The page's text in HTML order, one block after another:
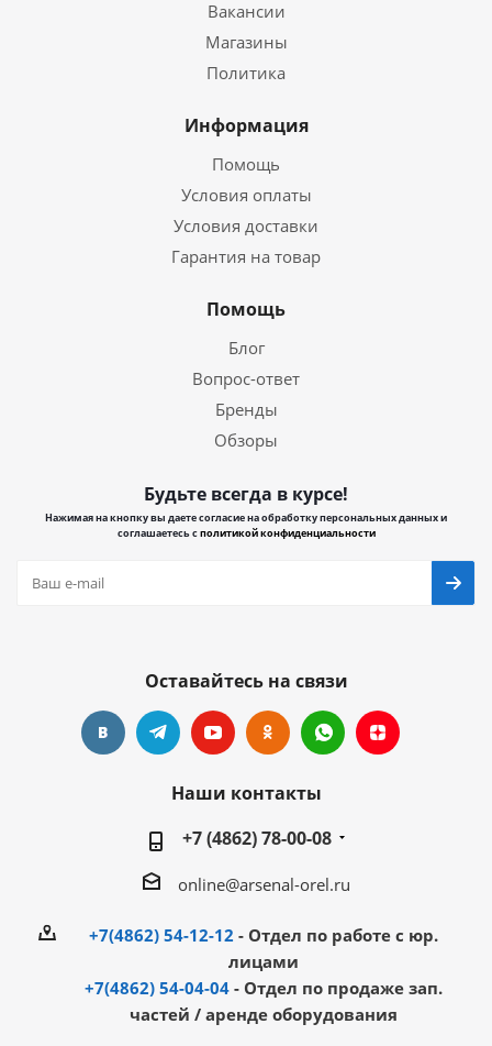
Вакансии
Магазины
Политика
Информация
Помощь
Условия оплаты
Условия доставки
Гарантия на товар
Помощь
Блог
Вопрос-ответ
Бренды
Обзоры
Будьте всегда в курсе!
Нажимая на кнопку вы даете согласие на обработку персональных данных и
соглашаетесь сполитикой конфиденциальности
Оставайтесь на связи
Наши контакты
+7 (4862) 78-00-08
online@arsenal-orel.ru
+7(4862) 54-12-12 - Отдел по работе с юр.
лицами
+7(4862) 54-04-04 - Отдел по продаже зап.
частей / аренде оборудования